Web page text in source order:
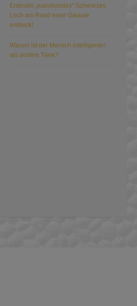
Erstmals „wanderndes“ Schwarzes
Loch am Rand einer Galaxie
entdeckt
Warum ist der Mensch intelligenter
als andere Tiere?